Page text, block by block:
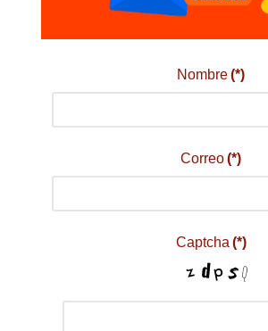
Nombre(*)
Correo(*)
Captcha (*)